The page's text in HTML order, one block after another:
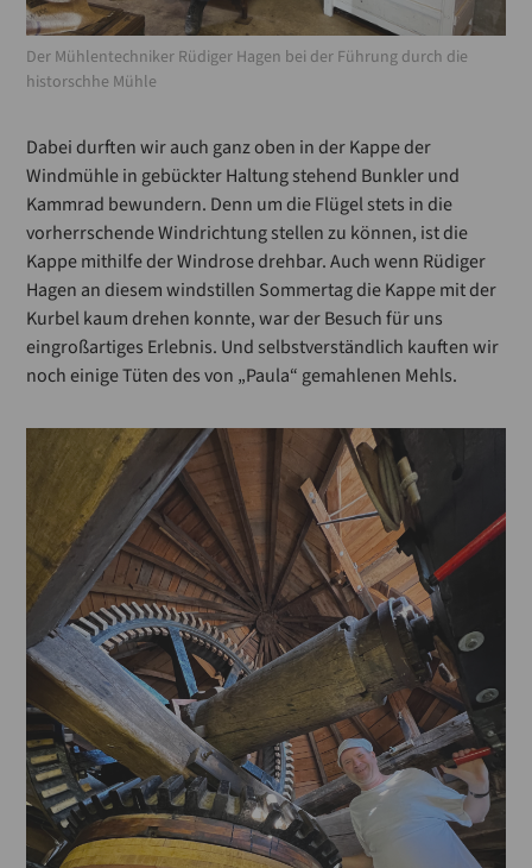
Der Mühlentechniker Rüdiger Hagen bei der Führung durch die
historschhe Mühle
Dabei durften wir auch ganz oben in der Kappe der
Windmühle in gebückter Haltung stehend Bunkler und
Kammrad bewundern. Denn um die Flügel stets in die
vorherrschende Windrichtung stellen zu können, ist die
Kappe mithilfe der Windrose drehbar. Auch wenn Rüdiger
Hagen an diesem windstillen Sommertag die Kappe mit der
Kurbel kaum drehen konnte, war der Besuch für uns
eingroßartiges Erlebnis. Und selbstverständlich kauften wir
noch einige Tüten des von „Paula“ gemahlenen Mehls.